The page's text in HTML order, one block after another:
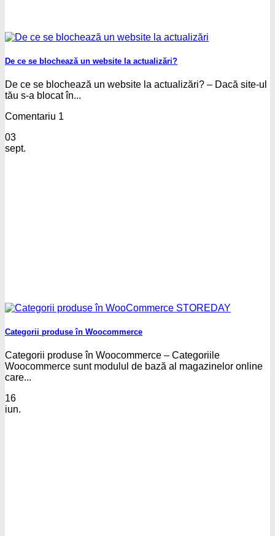
De ce se blochează un website la actualizări?
De ce se blochează un website la actualizări? – Dacă site-ul
tău s-a blocat în...
Comentariu 1
03
sept.
Categorii produse în Woocommerce
Categorii produse în Woocommerce – Categoriile
Woocommerce sunt modulul de bază al magazinelor online
care...
16
iun.